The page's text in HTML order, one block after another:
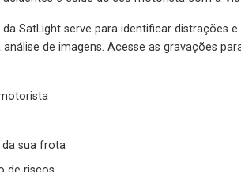
SatLight serve para identificar distrações
de imagens. Acesse as gravações
da sua frota
de riscos